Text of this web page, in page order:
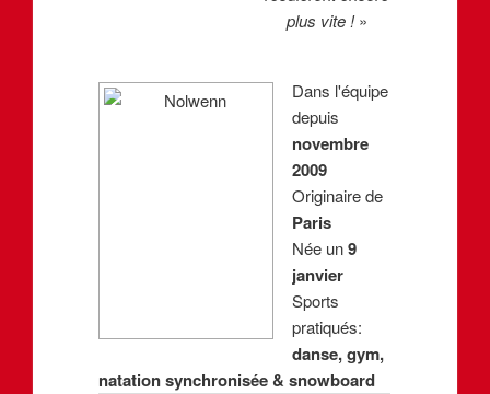
plus vite !»
Dans l'équipe
depuis
novembre
2009
Originaire de
Paris
Née un9
janvier
Sports
pratiqués:
danse, gym,
natation synchronisée & snowboard